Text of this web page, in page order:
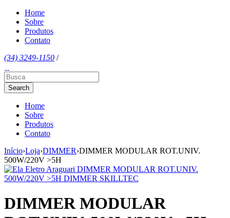
Home
Sobre
Produtos
Contato
(34) 3249-1150 /
Home
Sobre
Produtos
Contato
Início›Loja›DIMMER›DIMMER MODULAR ROT.UNIV.
500W/220V >5H
DIMMER MODULAR